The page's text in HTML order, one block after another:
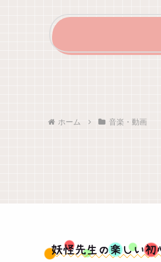
ホーム 音楽・動画